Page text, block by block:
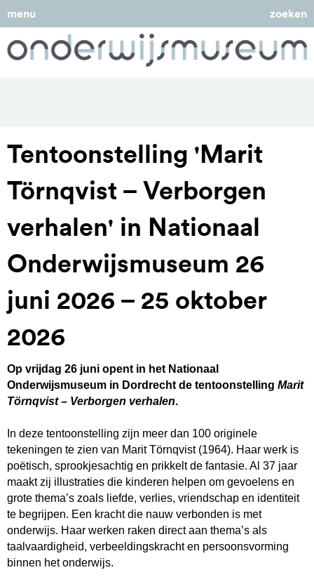
menu zoeken
Tentoonstelling 'Marit
Törnqvist – Verborgen
verhalen' in Nationaal
Onderwijsmuseum 26
juni 2026 – 25 oktober
2026
Op vrijdag 26 juni opent in het Nationaal
Onderwijsmuseum in Dordrecht de tentoonstelling Marit
Törnqvist – Verborgen verhalen.
In deze tentoonstelling zijn meer dan 100 originele
tekeningen te zien van Marit Törnqvist (1964). Haar werk is
poëtisch, sprookjesachtig en prikkelt de fantasie. Al 37 jaar
maakt zij illustraties die kinderen helpen om gevoelens en
grote thema’s zoals liefde, verlies, vriendschap en identiteit
te begrijpen. Een kracht die nauw verbonden is met
onderwijs. Haar werken raken direct aan thema’s als
taalvaardigheid, verbeeldingskracht en persoonsvorming
binnen het onderwijs.